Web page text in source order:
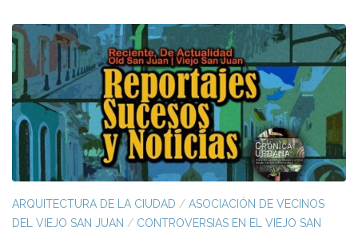
ARQUITECTURA DE LA CIUDAD / ASOCIACIÓN DE VECINOS
DEL VIEJO SAN JUAN / CONTROVERSIAS EN EL VIEJO SAN